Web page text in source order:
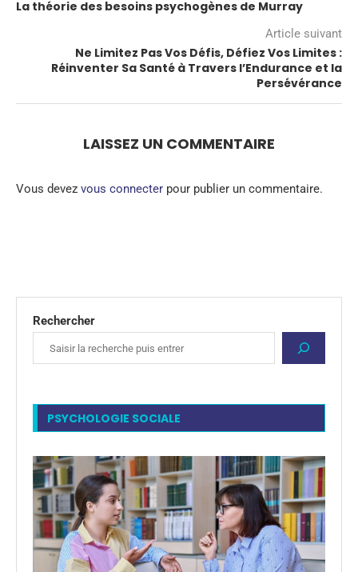
La théorie des besoins psychogènes de Murray
Article suivant
Ne Limitez Pas Vos Défis, Défiez Vos Limites :
Réinventer Sa Santé à Travers l’Endurance et la
Persévérance
LAISSEZ UN COMMENTAIRE
Vous devez vous connecter pour publier un commentaire.
Rechercher
PSYCHOLOGIE SOCIALE